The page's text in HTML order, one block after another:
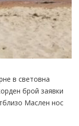
в световна
брой заявки
Маслен нос